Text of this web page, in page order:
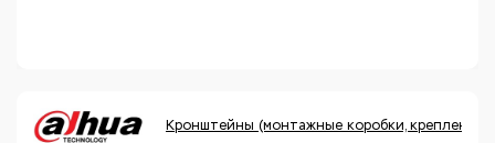
Кронштейны (монтажные коробки,